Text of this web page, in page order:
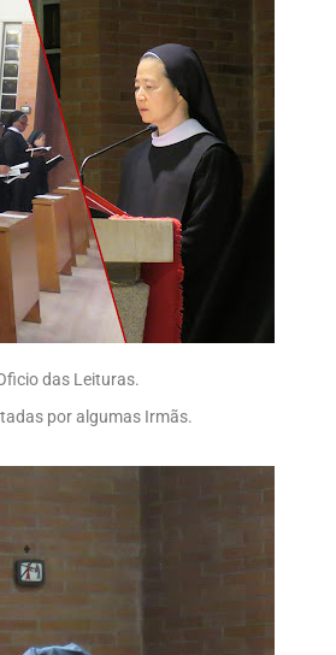
das Leituras.
por algumas Irmãs.